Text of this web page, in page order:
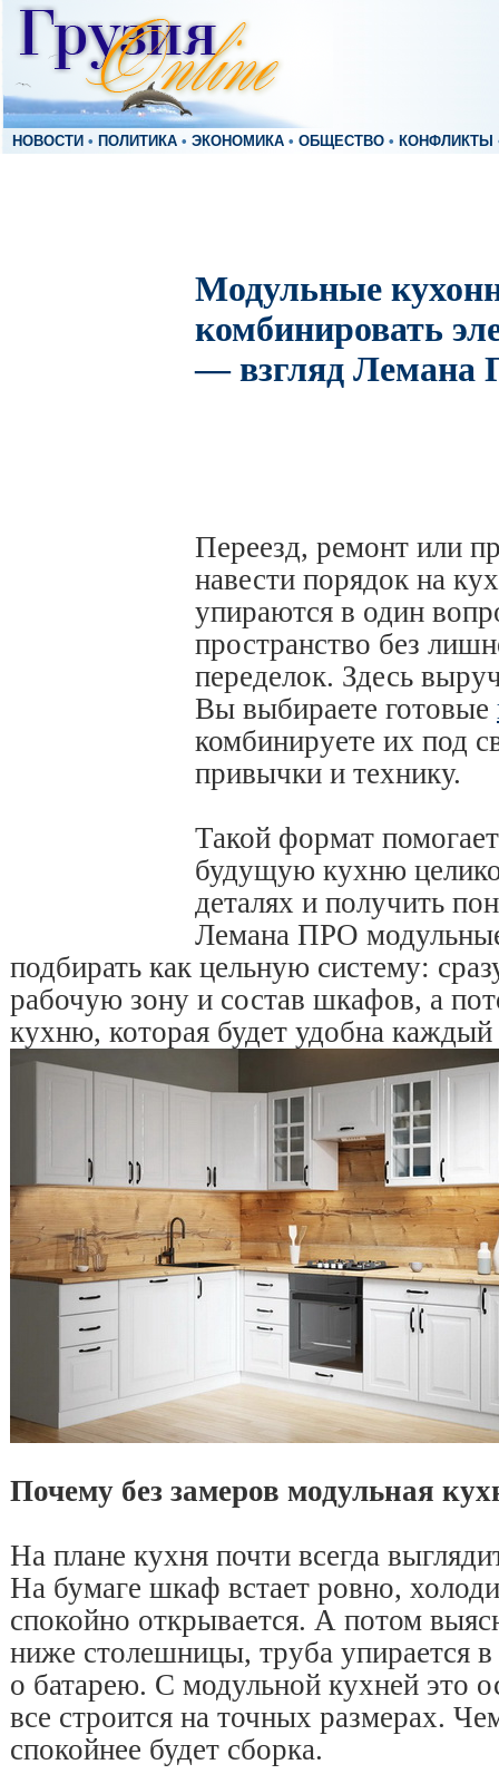
НОВОСТИ • ПОЛИТИКА • ЭКОНОМИКА • ОБЩЕСТВО • КОНФЛИКТЫ
Модульные
комбинировать
— взгляд Лемана
Переезд, ремонт или
навести порядок на
упираются в один
пространство без
переделок. Здесь
Вы выбираете готовые
комбинируете их под
привычки и технику.
Такой формат
будущую кухню
деталях и получить
Лемана ПРО
подбирать как цельную систему:
рабочую зону и состав шкафов, а
кухню, которая будет удобна каждый
Почему без замеров модульная
На плане кухня почти всегда
На бумаге шкаф встает ровно,
спокойно открывается. А потом
ниже столешницы, труба упирается в
о батарею. С модульной кухней это
все строится на точных размерах.
спокойнее будет сборка.